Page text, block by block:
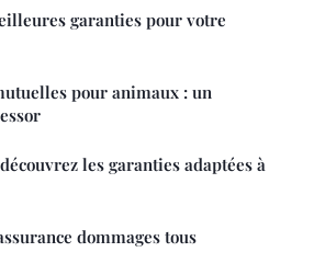
garanties pour votre
pour animaux : un
les garanties adaptées à
dommages tous